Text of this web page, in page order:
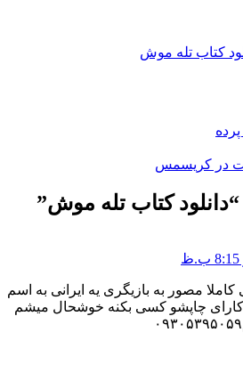
کتاب تله موش
در کریسمس
دانلود کتاب تله موش”
مصور به بازیگری یه ایرانی به اسم
چاپشو کسی بکنه خوشحال میشم